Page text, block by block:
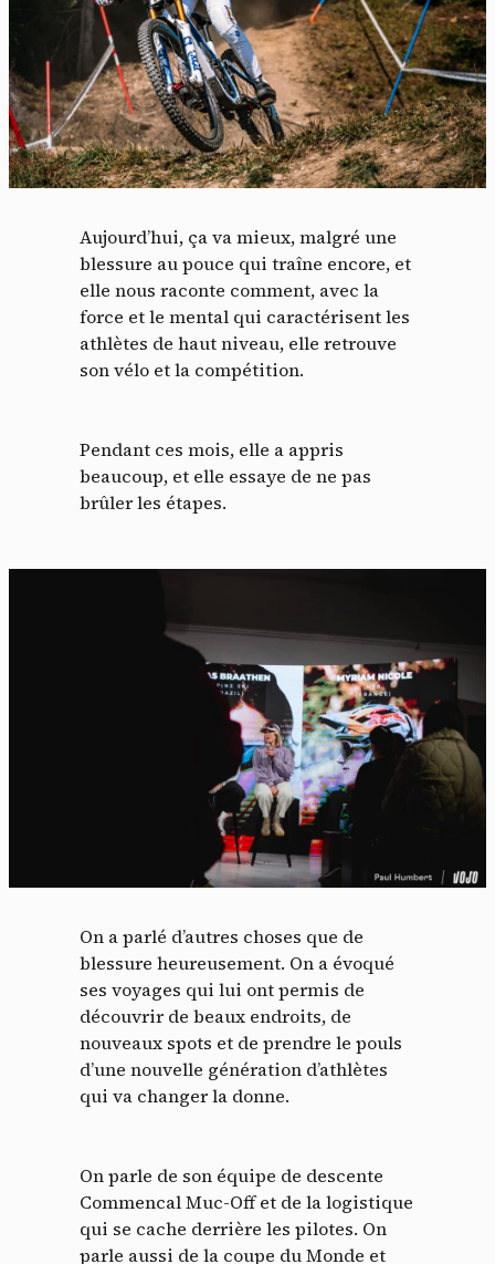
Aujourd’hui, ça va mieux, malgré une
blessure au pouce qui traîne encore, et
elle nous raconte comment, avec la
force et le mental qui caractérisent les
athlètes de haut niveau, elle retrouve
son vélo et la compétition.
Pendant ces mois, elle a appris
beaucoup, et elle essaye de ne pas
brûler les étapes.
On a parlé d’autres choses que de
blessure heureusement. On a évoqué
ses voyages qui lui ont permis de
découvrir de beaux endroits, de
nouveaux spots et de prendre le pouls
d’une nouvelle génération d’athlètes
qui va changer la donne.
On parle de son équipe de descente
Commencal Muc-Off et de la logistique
qui se cache derrière les pilotes. On
parle aussi de la coupe du Monde et